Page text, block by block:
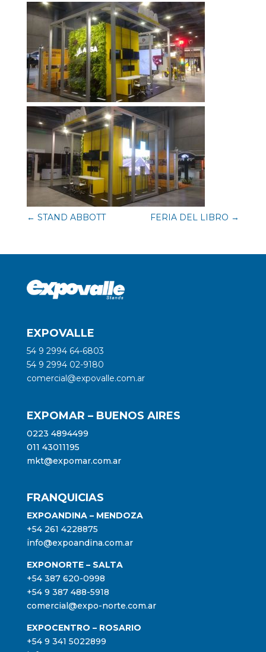
← STAND ABBOTT FERIA DEL LIBRO →
EXPOVALLE
54 9 2994 64-6803
54 9 2994 02-9180
comercial@expovalle.com.ar
EXPOMAR – BUENOS AIRES
0223 4894499
011 43011195
mkt@expomar.com.ar
FRANQUICIAS
EXPOANDINA – MENDOZA
+54 261 4228875
info@expoandina.com.ar
EXPONORTE – SALTA
+54 387 620-0998
+54 9 387 488-5918
comercial@expo-norte.com.ar
EXPOCENTRO – ROSARIO
+54 9 341 5022899